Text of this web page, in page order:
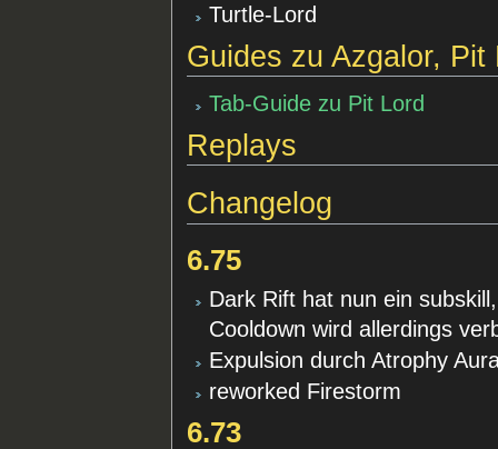
Turtle-Lord
Guides zu Azgalor, Pit
Tab-Guide zu Pit Lord
Replays
Changelog
6.75
Dark Rift hat nun ein
Cooldown wird allerdings
Expulsion durch Atrophy
reworked Firestorm
6.73